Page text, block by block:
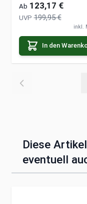
Ab 123,17 €
UVP 199,95 €
inkl.
In den
Diese
eventuell